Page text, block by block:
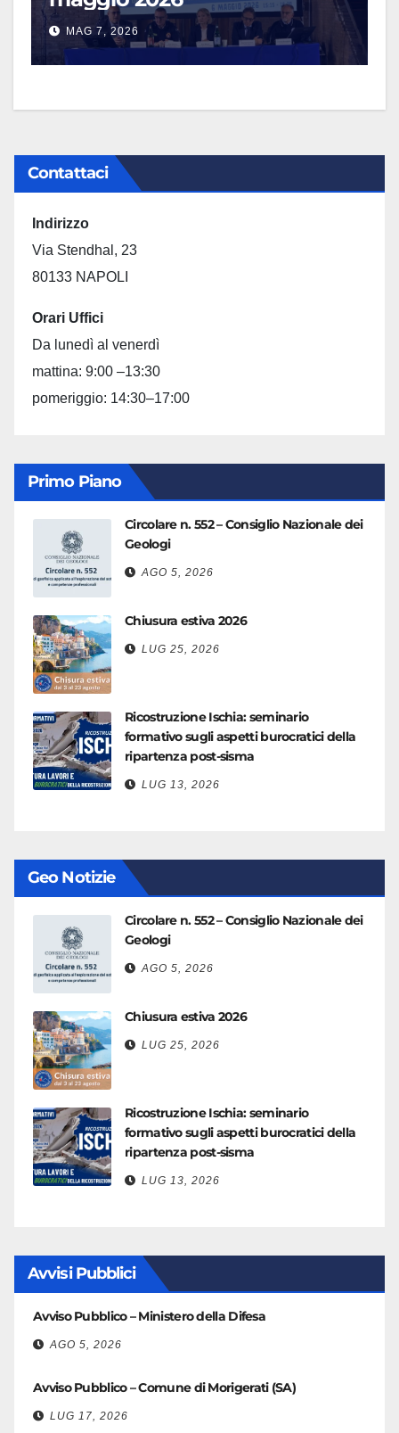
MAG 7, 2026
Contattaci
Indirizzo
Via Stendhal, 23
80133 NAPOLI
Orari Uffici
Da lunedì al venerdì
mattina: 9:00 –13:30
pomeriggio: 14:30–17:00
Primo Piano
Circolare n. 552 – Consiglio Nazionale dei
Geologi
AGO 5, 2026
Chiusura estiva 2026
LUG 25, 2026
Ricostruzione Ischia: seminario
formativo sugli aspetti burocratici della
ripartenza post-sisma
LUG 13, 2026
Geo Notizie
Circolare n. 552 – Consiglio Nazionale dei
Geologi
AGO 5, 2026
Chiusura estiva 2026
LUG 25, 2026
Ricostruzione Ischia: seminario
formativo sugli aspetti burocratici della
ripartenza post-sisma
LUG 13, 2026
Avvisi Pubblici
Avviso Pubblico – Ministero della Difesa
AGO 5, 2026
Avviso Pubblico – Comune di Morigerati (SA)
LUG 17, 2026